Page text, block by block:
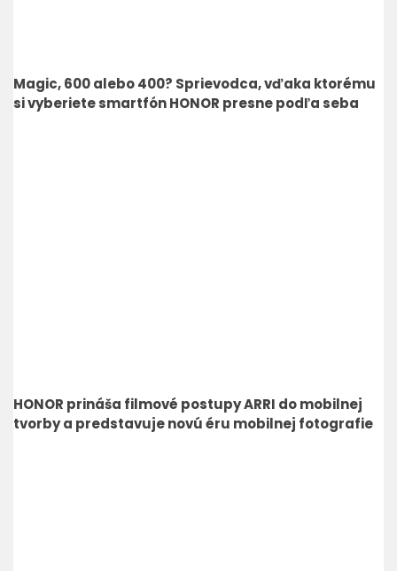
Magic, 600 alebo 400? Sprievodca, vďaka ktorému
si vyberiete smartfón HONOR presne podľa seba
HONOR prináša filmové postupy ARRI do mobilnej
tvorby a predstavuje novú éru mobilnej fotografie